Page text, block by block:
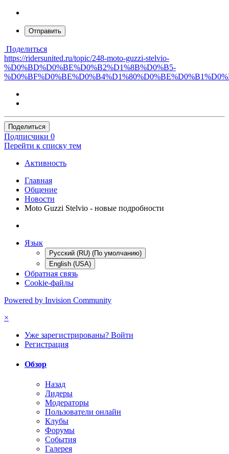
Отправить
Поделиться
https://ridersunited.ru/topic/248-moto-guzzi-stelvio-
%D0%BD%D0%BE%D0%B2%D1%8B%D0%B5-
Поделиться
Подписчики 0
Перейти к списку тем
Активность
Главная
Общение
Новости
Moto Guzzi Stelvio - новые подробности
Язык
Русский (RU) (По умолчанию)
English (USA)
Обратная связь
Cookie-файлы
Powered by Invision Community
×
Уже зарегистрированы? Войти
Регистрация
Обзор
Назад
Лидеры
Модераторы
Пользователи онлайн
Клубы
Форумы
События
Галерея